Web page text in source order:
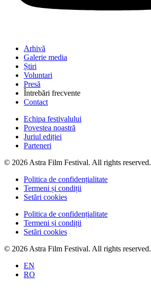
Arhivă
Galerie media
Știri
Voluntari
Presă
Întrebări frecvente
Contact
Echipa festivalului
Povestea noastră
Juriul ediției
Parteneri
© 2026 Astra Film Festival. All rights reserved.
Politica de confidențialitate
Termeni și condiții
Setări cookies
Politica de confidențialitate
Termeni și condiții
Setări cookies
© 2026 Astra Film Festival. All rights reserved.
EN
RO